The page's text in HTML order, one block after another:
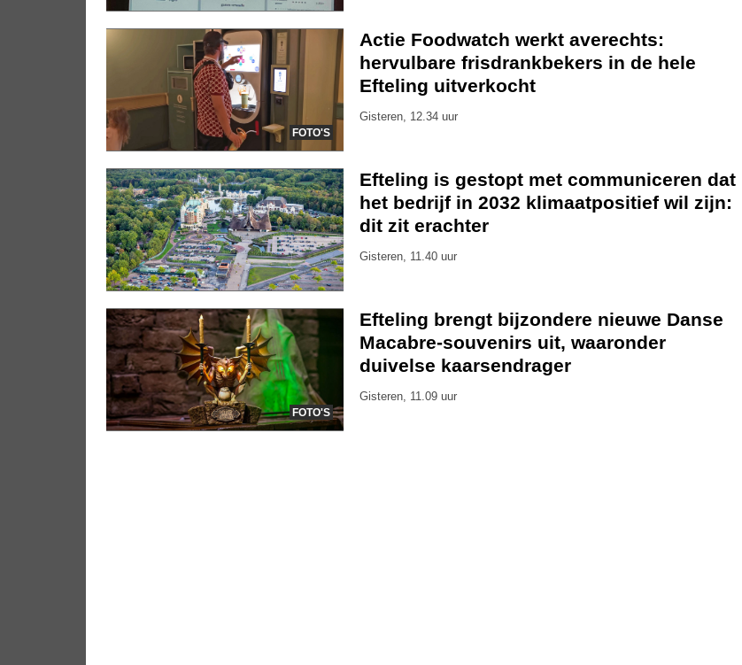
FOTO'S
Actie Foodwatch werkt averechts:
hervulbare frisdrankbekers in de hele
Efteling uitverkocht
Gisteren, 12.34 uur
Efteling is gestopt met communiceren dat
het bedrijf in 2032 klimaatpositief wil zijn:
dit zit erachter
Gisteren, 11.40 uur
FOTO'S
Efteling brengt bijzondere nieuwe Danse
Macabre-souvenirs uit, waaronder
duivelse kaarsendrager
Gisteren, 11.09 uur